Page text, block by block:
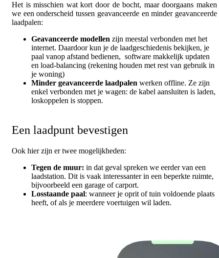
Het is misschien wat kort door de bocht, maar doorgaans maken
we een onderscheid tussen geavanceerde en minder geavanceerde
laadpalen:
Geavanceerde modellen zijn meestal verbonden met het
internet. Daardoor kun je de laadgeschiedenis bekijken, je
paal vanop afstand bedienen, software makkelijk updaten
en load-balancing (rekening houden met rest van gebruik in
je woning)
Minder geavanceerde laadpalen werken offline. Ze zijn
enkel verbonden met je wagen: de kabel aansluiten is laden,
loskoppelen is stoppen.
Een laadpunt bevestigen
Ook hier zijn er twee mogelijkheden:
Tegen de muur: in dat geval spreken we eerder van een
laadstation. Dit is vaak interessanter in een beperkte ruimte,
bijvoorbeeld een garage of carport.
Losstaande paal: wanneer je oprit of tuin voldoende plaats
heeft, of als je meerdere voertuigen wil laden.